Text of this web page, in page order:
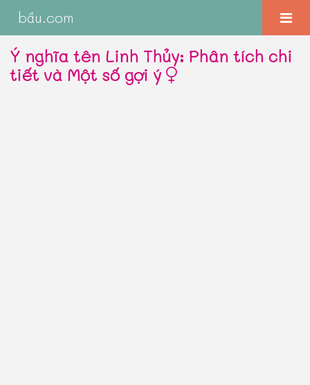
bầu.com
Ý nghĩa tên Linh Thủy: Phân tích chi
tiết và Một số gợi ý